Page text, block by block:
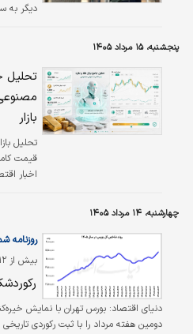
دیگر به
بازار به
به
سیاسی،
سهام
پنجشنبه، ۱۵ مرداد ۱۴۰۵
تحلیل
بازار
تحلیل
قیمت
اخبار
یکدیگر
منظم‌تر
چهارشنبه، ۱۴ مرداد ۱۴۰۵
وارد
روزنامه
دنیای اقتصاد: بورس تهران با نمایش
دومین هفته مرداد را با ثبت رکوردی